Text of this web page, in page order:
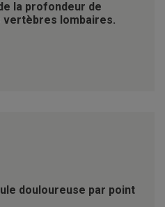
la profondeur de
vertèbres lombaires.
douloureuse par point